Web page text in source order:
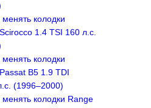
колодки
1.4 TSI 160 л.с.
колодки
B5 1.9 TDI
(1996–2000)
менять колодки Range